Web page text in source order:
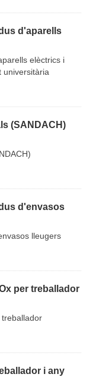
d'aparells
elèctrics i
universitària
(SANDACH)
d'envasos
lleugers
per treballador
i any